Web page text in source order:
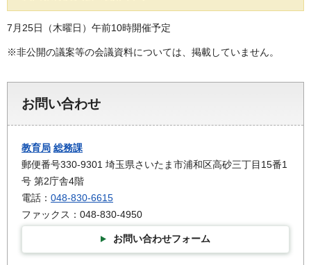
7月25日（木曜日）午前10時開催予定
※非公開の議案等の会議資料については、掲載していません。
お問い合わせ
教育局 総務課
郵便番号330-9301 埼玉県さいたま市浦和区高砂三丁目15番1
号 第2庁舎4階
電話： 048-830-6615
ファックス：048-830-4950
お問い合わせフォーム